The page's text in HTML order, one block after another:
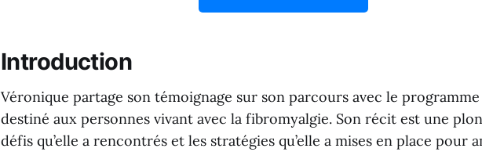
Introduction
Véronique partage son témoignage sur son parcours avec le programme
destiné aux personnes vivant avec la fibromyalgie. Son récit est une
défis qu’elle a rencontrés et les stratégies qu’elle a mises en place pour